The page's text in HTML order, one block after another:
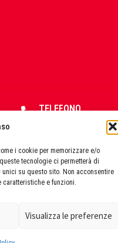
i cookie per memorizzare e/o
tecnologie ci permetterà di
su questo sito. Non acconsentire
caratteristiche e funzioni.
Visualizza le preferenze
TELEFONO
© 2026